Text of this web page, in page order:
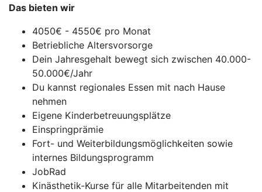
Das bieten wir
4050€ - 4550€ pro Monat
Betriebliche Altersvorsorge
Dein Jahresgehalt bewegt sich zwischen 40.000-
50.000€/Jahr
Du kannst regionales Essen mit nach Hause
nehmen
Eigene Kinderbetreuungsplätze
Einspringprämie
Fort- und Weiterbildungsmöglichkeiten sowie
internes Bildungsprogramm
JobRad
Kinästhetik-Kurse für alle Mitarbeitenden mit